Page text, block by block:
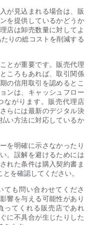
が見込まれる場合は、販
を提供しているかどうか
店は卸売数量に対してよ
りの総コストを削減する
とが重要です。販売代理
ころもあれば、取引関係
の信用取引を認めるとこ
ンは、キャッシュフロー
ながります。販売代理店
らには最新のデジタル決
い方法に対応しているか
を明確に示さなかったり
。誤解を避けるためには
れた条件は購入契約書ま
を確認してください。
ても問い合わせてくださ
響を与える可能性があり
ってくれる販売店であれ
に不具合が生じたりした